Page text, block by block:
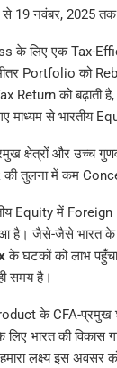
19 नवंबर, 2025 तक
के लिए एक Tax-
Portfolio को
Return को बढ़ाती
से भारतीय
क्षेत्रों और उच्च
तुलना में कम
Equity में
जैसे-जैसे भारत के
के घटकों को लाभ
समय है।
के CFA-प्रमुख
भारत की विकास
लक्ष्य इस अवसर